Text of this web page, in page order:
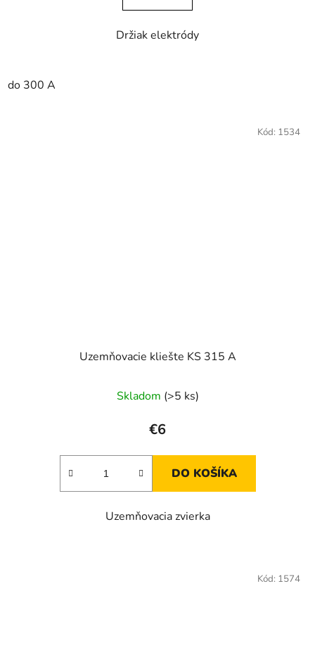
Držiak elektródy
do 300 A
Uzemňovacie kliešte KS 315 A
Skladom (>5 ks)
€6
DO KOŠÍKA
Uzemňovacia zvierka
Kód: 1534
Kód: 1574